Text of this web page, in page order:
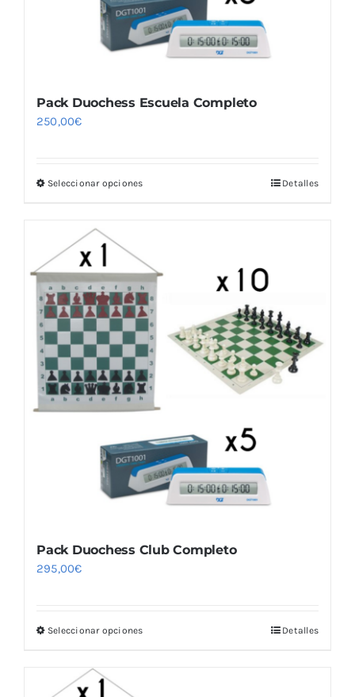
Pack Duochess Escuela Completo
250,00€
Seleccionar opcionesEste
variantes.
Las
opciones
se
pueden
elegir
en
página
de
producto
Detalles
Pack Duochess Club Completo
295,00€
Seleccionar opcionesEste
Detalles